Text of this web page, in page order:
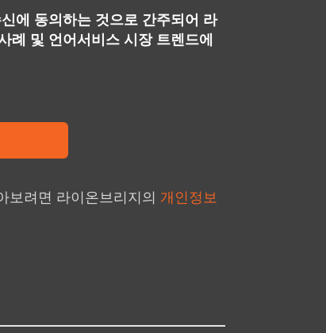
에 동의하는 것으로 간주되어 라
례 및 언어서비스 시장 트렌드에
보려면 라이온브리지의 개인정보